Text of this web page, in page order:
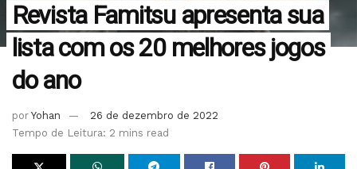
Revista Famitsu apresenta sua
lista com os 20 melhores jogos
do ano
por Yohan
26 de dezembro de 2022
Tempo de Leitura: 2 mins read